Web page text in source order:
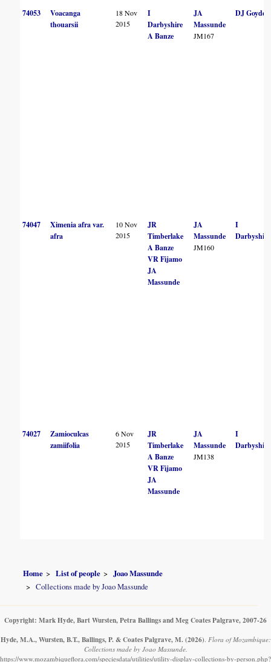
74053
Voacanga
thouarsii
18 Nov
2015
I
Darbyshire
A Banze
JA
Massunde
JM167
DJ Goyder
74047
Ximenia afra var.
afra
10 Nov
2015
JR
Timberlake
A Banze
VR Fijamo
JA
Massunde
JA
Massunde
JM160
I
Darbyshire
74027
Zamioculcas
zamiifolia
6 Nov
2015
JR
Timberlake
A Banze
VR Fijamo
JA
Massunde
JA
Massunde
JM138
I
Darbyshire
Home List of people
Joao Massunde
Collections made by Joao Massunde
Copyright: Mark Hyde, Bart Wursten, Petra Ballings and Meg Coates Palgrave, 2007-26
Hyde, M.A., Wursten, B.T., Ballings, P. & Coates Palgrave, M. (2026) Flora of Mozambique:
Collections made by Joao Massunde.
https://www.mozambiqueflora.com/speciesdata/utilities/utility-display-collections-by-person.php?